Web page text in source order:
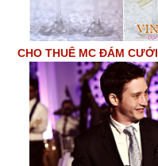
CHO THUÊ MC ĐÁM CƯỚI